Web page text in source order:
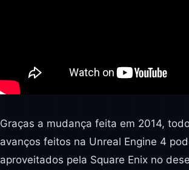
Graças a mudança feita em 2014,
avanços feitos na Unreal Engine 4
aproveitados pela Square Enix no